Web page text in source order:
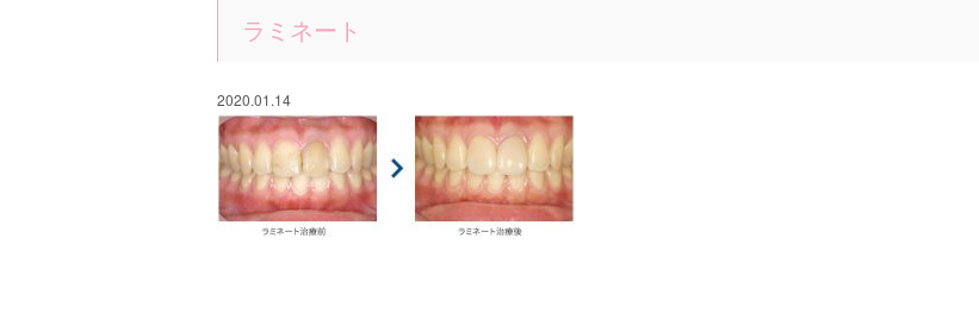
ラミネート
2020.01.14